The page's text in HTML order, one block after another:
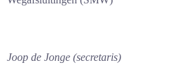
Joop de Jonge (secretaris)